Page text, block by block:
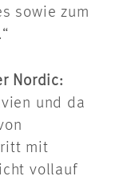
sowie zum
Nordic:
und da
mit
vollauf